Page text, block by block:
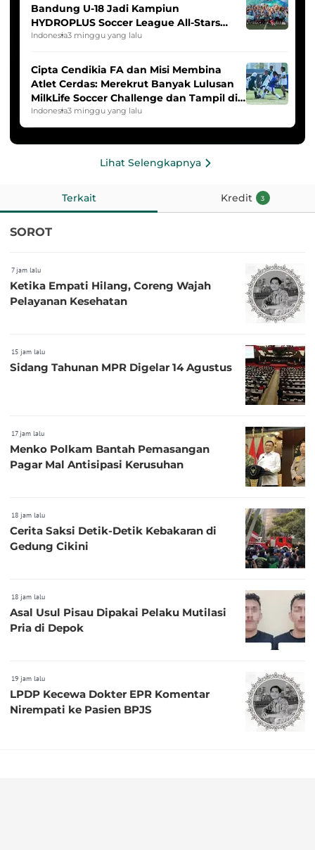
Bandung U-18 Jadi Kampiun
HYDROPLUS Soccer League All-Stars
2025/2026
Indonesia3 minggu yang lalu
Cipta Cendikia FA dan Misi Membina
Atlet Cerdas: Merekrut Banyak Lulusan
MilkLife Soccer Challenge dan Tampil di
HYDROPLUS Soccer League
Indonesia3 minggu yang lalu
Lihat Selengkapnya
Terkait Kredit 3
SOROT
7 jam lalu
Ketika Empati Hilang, Coreng Wajah
Pelayanan Kesehatan
15 jam lalu
Sidang Tahunan MPR Digelar 14 Agustus
17 jam lalu
Menko Polkam Bantah Pemasangan
Pagar Mal Antisipasi Kerusuhan
18 jam lalu
Cerita Saksi Detik-Detik Kebakaran di
Gedung Cikini
18 jam lalu
Asal Usul Pisau Dipakai Pelaku Mutilasi
Pria di Depok
19 jam lalu
LPDP Kecewa Dokter EPR Komentar
Nirempati ke Pasien BPJS